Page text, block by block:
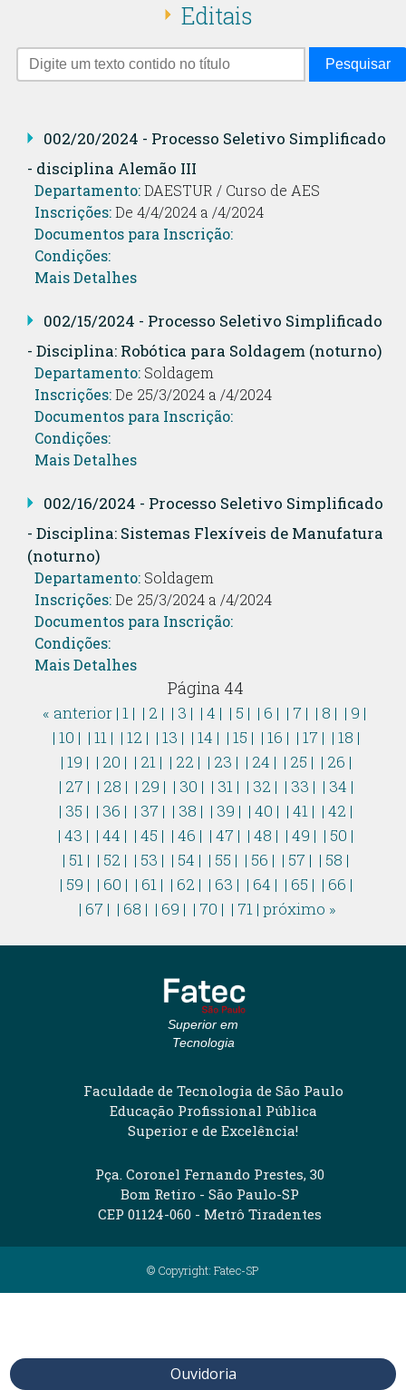
Editais
Pesquisar
002/20/2024 - Processo Seletivo Simplificado
- disciplina Alemão III
Departamento:DAESTUR / Curso de AES
Inscrições:De 4/4/2024 a /4/2024
Documentos para Inscrição:
Condições:
Mais Detalhes
002/15/2024 - Processo Seletivo Simplificado
- Disciplina: Robótica para Soldagem (noturno)
Departamento: Soldagem
Inscrições:De 25/3/2024 a /4/2024
Documentos para Inscrição:
Condições:
Mais Detalhes
002/16/2024 - Processo Seletivo Simplificado
- Disciplina: Sistemas Flexíveis de Manufatura
(noturno)
Departamento: Soldagem
Inscrições:De 25/3/2024 a /4/2024
Documentos para Inscrição:
Condições:
Mais Detalhes
Página 44
« anterior| 1 | | 2 | | 3 | | 4 | | 5 | | 6 | | 7 | | 8 | | 9 |
| 10 | | 11 | | 12 | | 13 | | 14 | | 15 | | 16 | | 17 | | 18 |
| 19 | | 20 | | 21 | | 22 | | 23 | | 24 | | 25 | | 26 |
| 27 | | 28 | | 29 | | 30 | | 31 | | 32 | | 33 | | 34 |
| 35 | | 36 | | 37 | | 38 | | 39 | | 40 | | 41 | | 42 |
| 43 | | 44 | | 45 | | 46 | | 47 | | 48 | | 49 | | 50 |
| 51 | | 52 | | 53 | | 54 | | 55 | | 56 | | 57 | | 58 |
| 59 | | 60 | | 61 | | 62 | | 63 | | 64 | | 65 | | 66 |
| 67 | | 68 | | 69 | | 70 | | 71 |próximo »
Superior em
Tecnologia
Faculdade de Tecnologia de São Paulo
Educação Profissional Pública
Superior e de Excelência!
Pça. Coronel Fernando Prestes, 30
Bom Retiro - São Paulo-SP
CEP 01124-060 - Metrô Tiradentes
© Copyright: Fatec-SP
Ouvidoria